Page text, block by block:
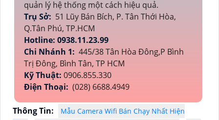
quản lý hệ thống một cách hiệu quả.
Trụ Sở: 51 Lũy Bán Bích, P. Tân Thới Hòa,
Q.Tân Phú, TP.HCM
Hotline: 0938.11.23.99
Chi Nhánh 1: 445/38 Tân Hòa Đông,P Bình
Trị Đông, Bình Tân, TP HCM
Kỹ Thuật: 0906.855.330
Điện Thoại: (028) 6688.4949
Thông Tin:
Mẫu Camera Wifi Bán Chạy Nhất Hiện